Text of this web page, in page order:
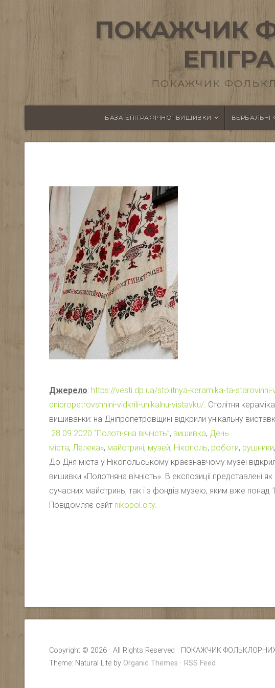
ПОКАЖЧИК
ПОКАЖЧИК
БАЗА ЕПІГРАФІЧНОЇ ВИШИВКИ
Джерело: https://vesti.dp.ua/stolitnya-keramika-ta-starovinni-
dnipropetrovshhini-vidkrili-unikalnu-vistavku/. Столітня
вишиванки: на Дніпропетровщині відкрили унікальну
28.09.2020 “Полотняна вічність”, вишивка, День
міста, Лелека», майстрині, музей, Нікополь, роботи, рушники,
До Дня міста у Нікопольському краєзнавчому музеї
вишивки «Полотняна вічність». В експозиції представлені
сучасних майстринь, так і з фондів музею, яким вже понад
Повідомляє сайт nikopol.city.
Copyright © 2026 · All Rights Reserved · ПОКАЖЧИК
Theme: Natural Lite by Organic Themes · RSS Feed